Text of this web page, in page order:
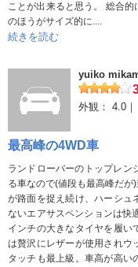
ことが出来ると思う。 総合
のほうがサイズ的に....
続きを読む
yuiko
外観： 4.0
最高峰の4WD車
ランドローバーのトップレン
る車なので(値段も最高峰だ
が路面を捉え続け、ハーシュ
ないエアサスペンションは快
インチの大きなタイヤを履
は贅沢にレザーが使用されウ
タッチも最上級。車高が高い